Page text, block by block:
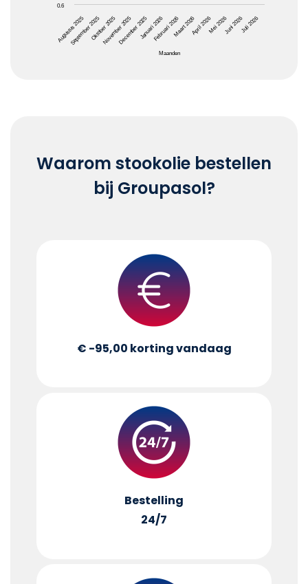
Maanden
Augustus 2025
September 2025Oktober 2025
November 2025December 2025Januari 2026Februari 2026Maart 2026April 2026Mei 2026Juni 2026Juli 2026
0.6
Waarom stookolie bestellen
bij Groupasol?
€ -95,00 korting vandaag
Bestelling
24/7